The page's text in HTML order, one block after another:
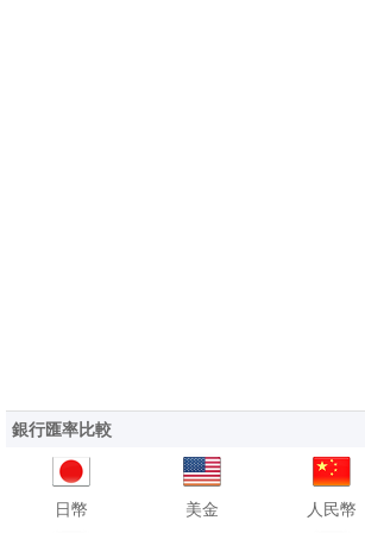
銀行匯率比較
日幣 美金 人民幣